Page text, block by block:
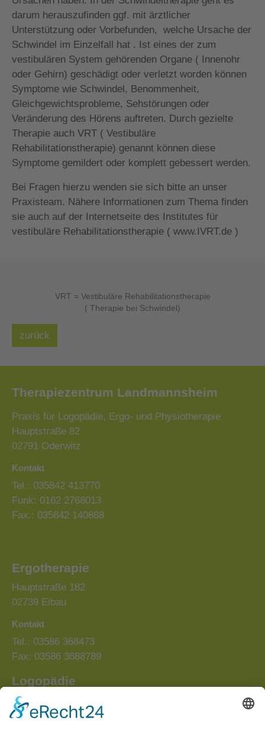
darum herauszufinden ggf. mit ärztlicher
Unterstützung oder Vorbefunden, welche Ursache der
Schwindel im Einzelfall hat . Ist eines der zum
vestibulären System gehörenden Organe ( Innenohr
oder Gehirn) geschädigt oder verletzt worden können
Symptome wie Schwindel, Benommenheit,
Gleichgewichtsprobleme, Sehstörungen oder
Veränderung des Hörens auftreten. Durch gezielte
Therapie auch VRT ( Vestibuläre
Rehabilitationstherapie) genannt können diese
Symptome gemildert oder komplett gebessert werden.
Bei Fragen hierzu wenden sie sich bitte an unser
Praxisteam. Nähere Informationen zum Thema finden
sie auch auf der Internetseite des Institutes für
vestibuläre Rehabilitationstherapie ( www.IVRT.de )
VRT = Vestibuläre Rehabilitationstherapie
( Therapie bei Schwindel)
zurück
Therapiezentrum Landmannsheim
Praxis für Logopädie, Ergo- und Physiotherapie
Hauptstraße 82
02791 Oderwitz
Kontakt
Tel.: 035842 413770
Funk: 0162 2768013
Fax.: 035842 140888
Ergotherapie
Hauptstraße 182
02739 Eibau
Kontakt
Tel.: 03586 368473
Fax: 03586 3688789
Logopädie
Lammstraße 3
02739 Eibau